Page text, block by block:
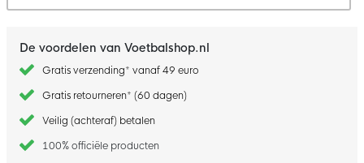
De voordelen van Voetbalshop.nl
Gratis verzending* vanaf 49 euro
Gratis retourneren* (60 dagen)
Veilig (achteraf) betalen
100% officiële producten